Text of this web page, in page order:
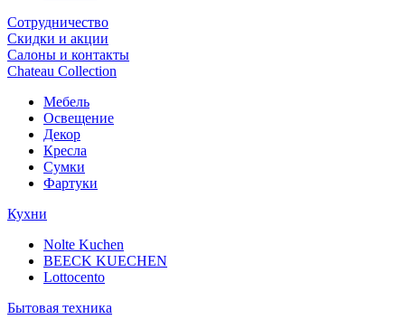
Сотрудничество
Скидки и акции
Салоны и контакты
Chateau Collection
Мебель
Освещение
Декор
Кресла
Сумки
Фартуки
Кухни
Nolte Kuchen
BEECK KUECHEN
Lottocento
Бытовая техника